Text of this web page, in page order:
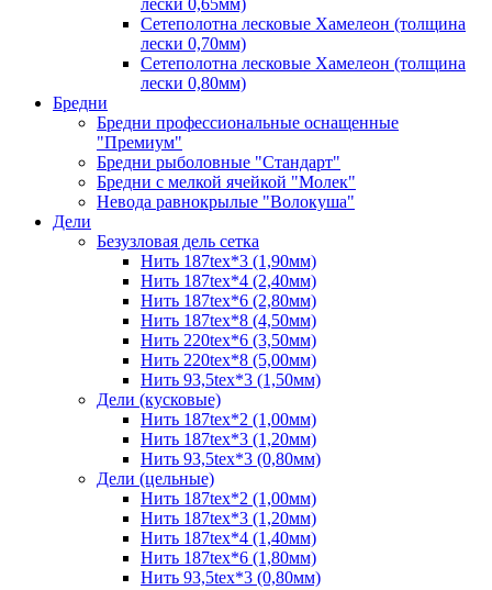
лески 0,65мм)
Сетеполотна лесковые Хамелеон (толщина
лески 0,70мм)
Сетеполотна лесковые Хамелеон (толщина
лески 0,80мм)
Бредни
Бредни профессиональные оснащенные
"Премиум"
Бредни рыболовные "Стандарт"
Бредни с мелкой ячейкой "Молек"
Невода равнокрылые "Волокуша"
Дели
Безузловая дель сетка
Нить 187tex*3 (1,90мм)
Нить 187tex*4 (2,40мм)
Нить 187tex*6 (2,80мм)
Нить 187tex*8 (4,50мм)
Нить 220tex*6 (3,50мм)
Нить 220tex*8 (5,00мм)
Нить 93,5tex*3 (1,50мм)
Дели (кусковые)
Нить 187tex*2 (1,00мм)
Нить 187tex*3 (1,20мм)
Нить 93,5tex*3 (0,80мм)
Дели (цельные)
Нить 187tex*2 (1,00мм)
Нить 187tex*3 (1,20мм)
Нить 187tex*4 (1,40мм)
Нить 187tex*6 (1,80мм)
Нить 93,5tex*3 (0,80мм)